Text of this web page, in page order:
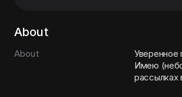
About
About
Уверенное
Имею
рассылках